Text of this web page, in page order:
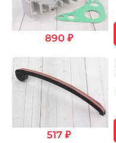
890 ₽
517 ₽